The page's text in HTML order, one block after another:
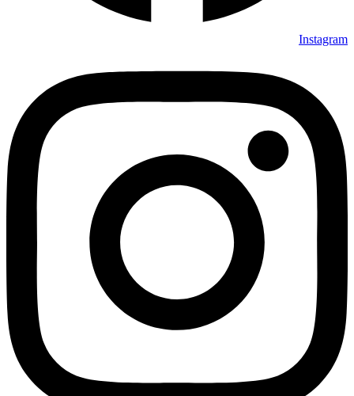
Instagram